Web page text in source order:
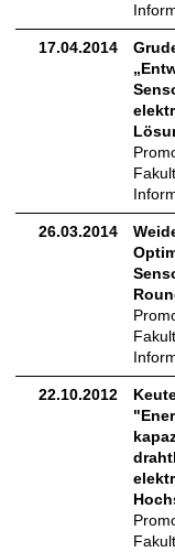
17.04.2014
26.03.2014
22.10.2012